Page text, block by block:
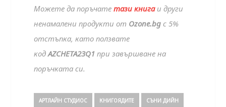
Можете да поръчатетази книгаи други
ненамалени продукти от Ozone.bg с 5%
отстъпка, като ползвате
кодAZCHETA23Q1при завършване на
поръчката си.
АРТЛАЙН СТУДИОС КНИГОЯДИТЕ СЪНИ ДИЙН